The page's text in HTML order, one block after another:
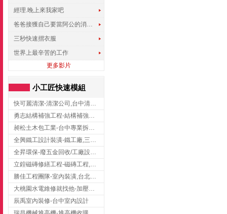
經理.晚上來我家吧
爸爸接獲自己要當阿公的消息，反應史上最可愛!!!
三秒快速摺衣服
世界上最辛苦的工作
更多影片
小工匠快速模組
快可麗清潔-清潔公司,台中清潔公司,台中居家清潔
勇志結構補強工程-結構補強工程 ,桃園結構補強工程,龍潭結構補強工程
昶松土木包工業-台中專業拆除工程/挖土機出租
全興鐵工設計裝潢-鐵工廠,三峽鐵工廠,台北鐵工廠
全昇環保-廢五金回收/工廠設備收購/機械設備回收/高價收購廠房設備
立鍠磁磚修繕工程-磁磚工程,磁磚修補,新竹磁磚工程
勝佳工程團隊-室內裝潢,台北房屋裝修,三重室內裝修
大桃園水電維修就找他-加壓馬達,抽水馬達,桃園水電行,中壢水電
辰禹室內裝修-台中室內設計